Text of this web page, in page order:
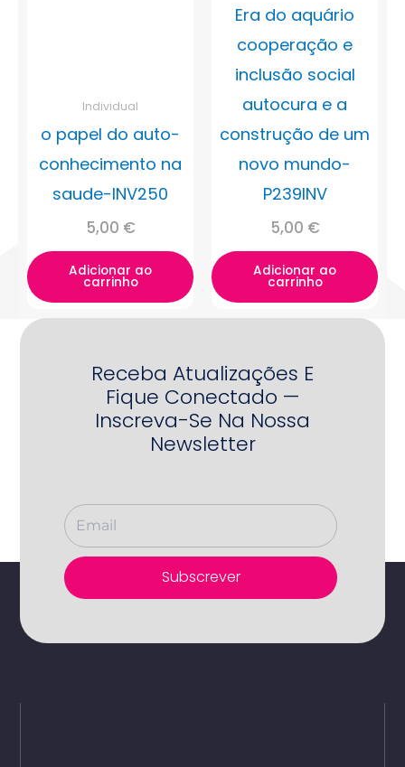
Individual
o papel do auto-
conhecimento na
saude-INV250
5,00 €
Adicionar ao
carrinho
Era do aquário
cooperação e
inclusão social
autocura e a
construção de um
novo mundo-
P239INV
5,00 €
Adicionar ao
carrinho
Receba Atualizações E
Fique Conectado —
Inscreva-Se Na Nossa
Newsletter
Subscrever